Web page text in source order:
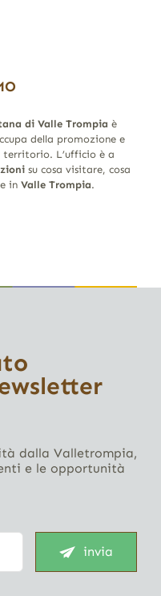
di Valle Trompia è
della promozione e
territorio. L’ufficio è a
su cosa visitare, cosa
in Valle Trompia.
dalla Valletrompia,
e le opportunità
invia